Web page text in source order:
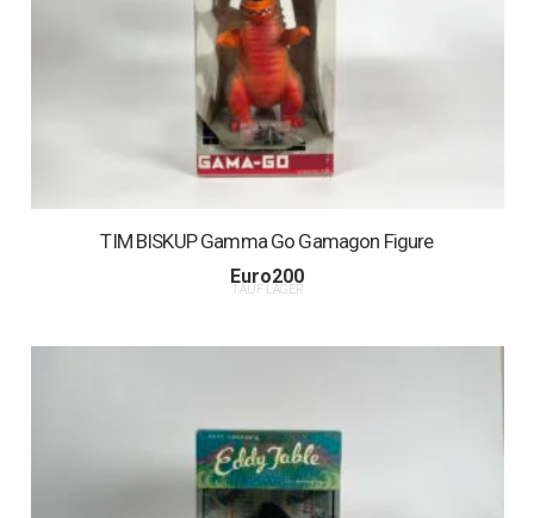
TIM BISKUP Gamma Go Gamagon Figure
Euro200
1 AUF LAGER